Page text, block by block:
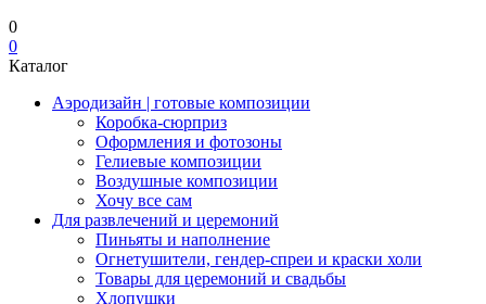
0
0
Каталог
Аэродизайн | готовые композиции
Коробка-сюрприз
Оформления и фотозоны
Гелиевые композиции
Воздушные композиции
Хочу все сам
Для развлечений и церемоний
Пиньяты и наполнение
Огнетушители, гендер-спреи и краски холи
Товары для церемоний и свадьбы
Хлопушки